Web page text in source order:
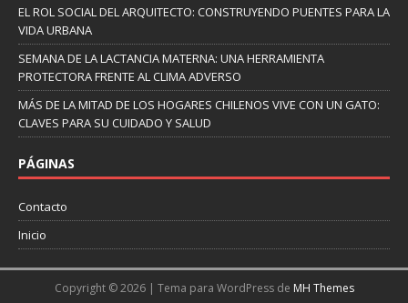
EL ROL SOCIAL DEL ARQUITECTO: CONSTRUYENDO PUENTES PARA LA
VIDA URBANA
SEMANA DE LA LACTANCIA MATERNA: UNA HERRAMIENTA
PROTECTORA FRENTE AL CLIMA ADVERSO
MÁS DE LA MITAD DE LOS HOGARES CHILENOS VIVE CON UN GATO:
CLAVES PARA SU CUIDADO Y SALUD
PÁGINAS
Contacto
Inicio
Copyright © 2026 | Tema para WordPress de MH Themes